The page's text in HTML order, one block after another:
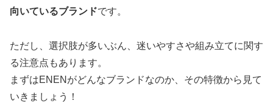
向いているブランドです。
ただし、選択肢が多いぶん、迷いやすさや組み立てに関す
る注意点もあります。
まずはENENがどんなブランドなのか、その特徴から見て
いきましょう！